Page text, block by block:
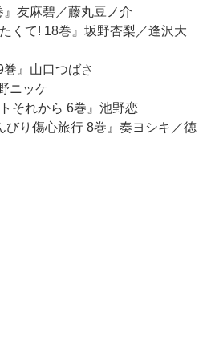
友麻碧／藤丸豆ノ介
くて! 18巻』坂野杏梨／逢沢大
』山口つばさ
ニッケ
それから 6巻』池野恋
びり傷心旅行 8巻』奏ヨシキ／徳